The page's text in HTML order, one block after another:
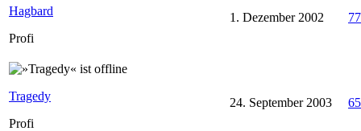
Hagbard
Profi
1. Dezember 2002
Tragedy
Profi
24. September 2003